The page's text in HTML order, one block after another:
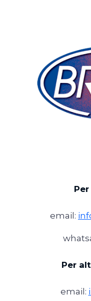
email:
Per
email: